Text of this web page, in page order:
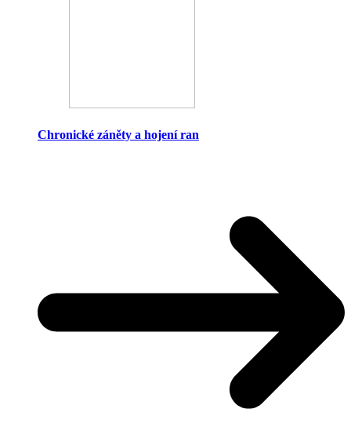
Chronické záněty a hojení ran